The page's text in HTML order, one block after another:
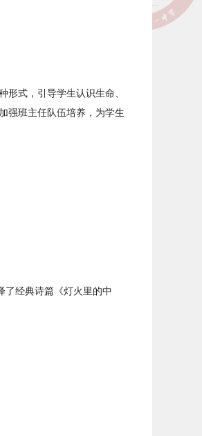
式，引导学生认识生命、
强班主任队伍培养，为学生
了经典诗篇《灯火里的中